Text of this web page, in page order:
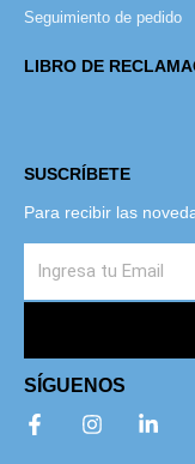
Seguimiento de pedido
LIBRO DE
SUSCRÍBETE
Para recibir las
SÍGUENOS